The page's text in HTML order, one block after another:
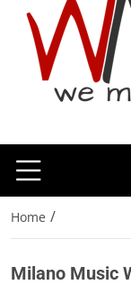
Home /
Milano Music